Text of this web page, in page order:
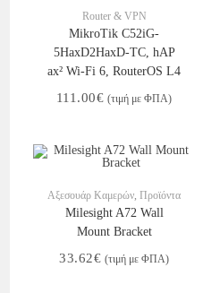
Router & VPN
MikroTik C52iG-
5HaxD2HaxD-TC, hAP
ax² Wi-Fi 6, RouterOS L4
111.00€ (τιμή με ΦΠΑ)
Αξεσουάρ Καμερών,Προϊόντα
Milesight A72 Wall
Mount Bracket
33.62€ (τιμή με ΦΠΑ)